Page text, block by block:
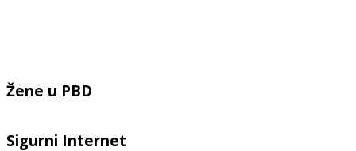
Žene u PBD
Sigurni Internet